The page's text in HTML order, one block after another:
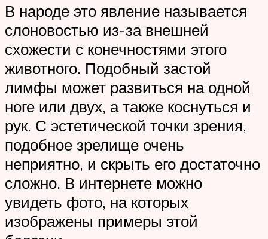
В народе это явление называется
слоновостью из-за внешней
схожести с конечностями этого
животного. Подобный застой
лимфы может развиться на одной
ноге или двух, а также коснуться и
рук. С эстетической точки зрения,
подобное зрелище очень
неприятно, и скрыть его достаточно
сложно. В интернете можно
увидеть фото, на которых
изображены примеры этой